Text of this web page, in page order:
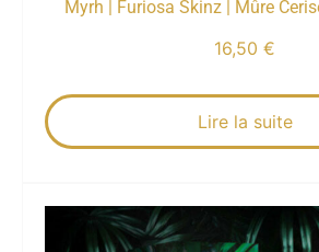
Myrh | Furiosa Skinz | Mûre
16,50 €
Lire la suite